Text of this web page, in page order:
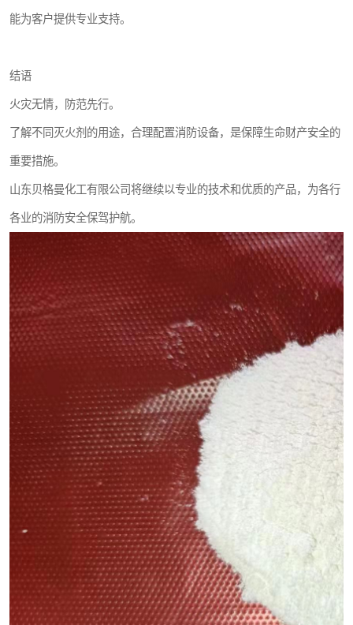
能为客户提供专业支持。
结语
火灾无情，防范先行。
了解不同灭火剂的用途，合理配置消防设备，是保障生命财产安全的
重要措施。
山东贝格曼化工有限公司将继续以专业的技术和优质的产品，为各行
各业的消防安全保驾护航。